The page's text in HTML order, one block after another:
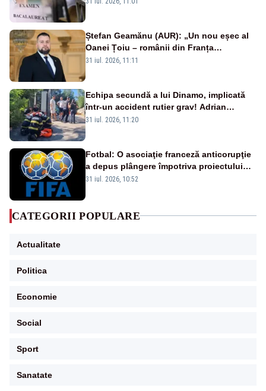
Ștefan Geamănu (AUR): „Un nou eșec al
Oanei Țoiu – românii din Franța
abandonați de propriul minister de
31 iul. 2026, 11:11
Echipa secundă a lui Dinamo, implicată
într-un accident rutier grav! Adrian
Ropotan a fost resuscitat
31 iul. 2026, 11:20
Fotbal: O asociaţie franceză anticorupţie
a depus plângere împotriva proiectului
FIFA
31 iul. 2026, 10:52
CATEGORII POPULARE
Actualitate
Politica
Economie
Social
Sport
Sanatate